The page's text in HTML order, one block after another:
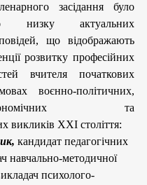
засідання було
низку актуальних
що відображають
розвитку професійних
вчителя початкових
воєнно-політичних,
економічних та
викликів ХХІ століття:
кандидат педагогічних
навчально-методичної
психолого-